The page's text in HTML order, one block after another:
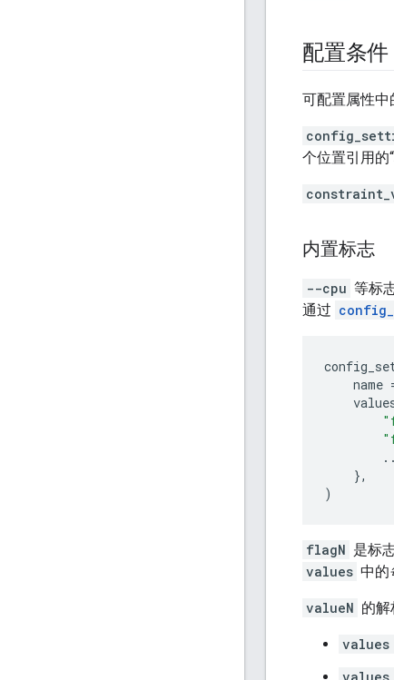
配置条件
可配置属性
个位置引用的“
内置标志
--cpu 等标
通过
name
},
)
flagN 是标
values 中的
valueN 的解